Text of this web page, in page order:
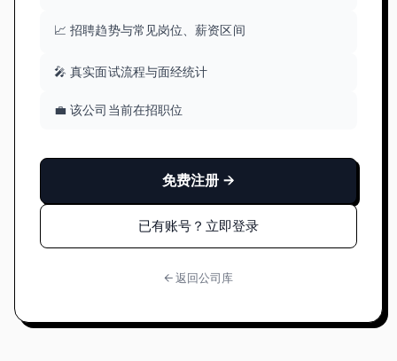
📈 招聘趋势与常见岗位、薪资区间
🎤 真实面试流程与面经统计
💼 该公司当前在招职位
免费注册 →
已有账号？立即登录
← 返回公司库